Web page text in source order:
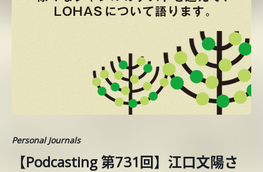
Personal Journals
【Podcasting 第731回】江口文陽さ